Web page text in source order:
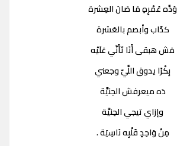
وُدَّه عُمْرِهِ مَا صَانَ العِشرة
كدّاب وأبصم بالعَشرة
مَش هبقى أَنَا تَأَنِّي عَلَيْه
بِكْرًا يدوق اللَّيّ وجعني
دَه ميعرفش الحِنيَّة
وإزاي تيجي الحِنيَّة
مِنْ وَاحِدٍ قَلْبِه نَاسِيَة .